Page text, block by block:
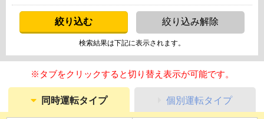
検索結果は下記に表示されます。
※タブをクリックすると切り替え表示が可能です。
同時運転タイプ 個別運転タイプ